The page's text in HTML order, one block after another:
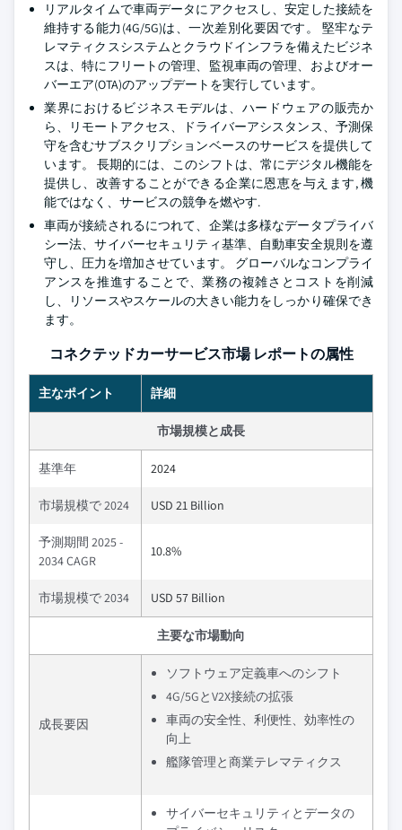
リアルタイムで車両データにアクセスし、安定した接続を
維持する能力(4G/5G)は、一次差別化要因です。 堅牢なテ
レマティクスシステムとクラウドインフラを備えたビジネ
スは、特にフリートの管理、監視車両の管理、およびオー
バーエア(OTA)のアップデートを実行しています。
業界におけるビジネスモデルは、ハードウェアの販売か
ら、リモートアクセス、ドライバーアシスタンス、予測保
守を含むサブスクリプションベースのサービスを提供して
います。 長期的には、このシフトは、常にデジタル機能を
提供し、改善することができる企業に恩恵を与えます, 機
能ではなく、サービスの競争を燃やす.
車両が接続されるにつれて、企業は多様なデータプライバ
シー法、サイバーセキュリティ基準、自動車安全規則を遵
守し、圧力を増加させています。 グローバルなコンプライ
アンスを推進することで、業務の複雑さとコストを削減
し、リソースやスケールの大きい能力をしっかり確保でき
ます。
コネクテッドカーサービス市場 レポートの属性
主なポイント 詳細
市場規模と成長
基準年 2024
市場規模で 2024 USD 21 Billion
予測期間 2025 -
2034 CAGR
10.8%
市場規模で 2034 USD 57 Billion
主要な市場動向
成長要因
ソフトウェア定義車へのシフト
4G/5GとV2X接続の拡張
車両の安全性、利便性、効率性の
向上
艦隊管理と商業テレマティクス
サイバーセキュリティとデータの